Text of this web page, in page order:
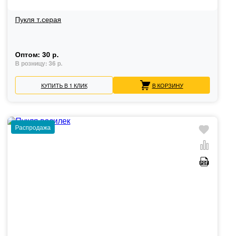
Пукля т.серая
Оптом: 30 р.
В розницу: 36 р.
КУПИТЬ В 1 КЛИК В КОРЗИНУ
Распродажа